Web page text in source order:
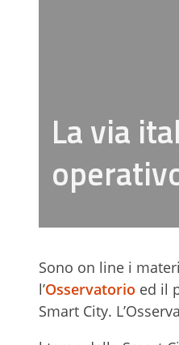
La via
Sono on line i
l’Osservatorio ed il
Smart City.